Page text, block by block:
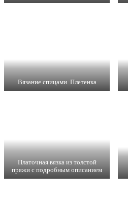
Вязание спицами. Плетенка
Платочная вязка из толстой
пряжи с подробным описанием